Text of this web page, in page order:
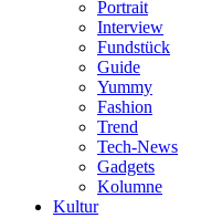
Portrait
Interview
Fundstück
Guide
Yummy
Fashion
Trend
Tech-News
Gadgets
Kolumne
Kultur